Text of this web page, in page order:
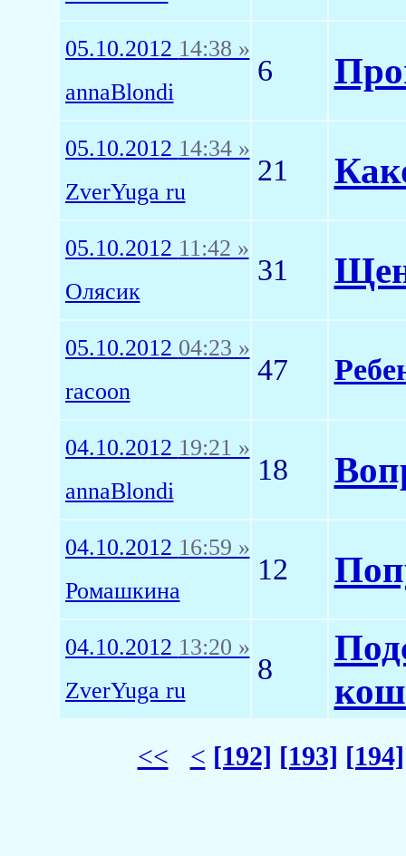
05.10.2012 14:38 »
annaBlondi
6
05.10.2012 14:34 »
ZverYuga ru
21
05.10.2012 11:42 »
Олясик
31
05.10.2012 04:23 »
racoon
47
04.10.2012 19:21 »
annaBlondi
18
04.10.2012 16:59 »
Ромашкина
12
04.10.2012 13:20 »
ZverYuga ru
8
<< < [192] [193] [194]